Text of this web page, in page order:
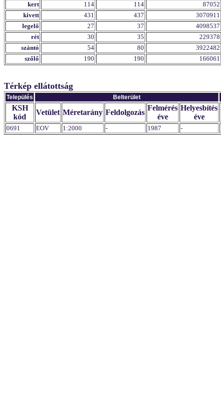
kert
114 114
87052
kivett
431 437
3070911
legelő
27 37
4098537
rét
30 35
229378
szántó
54 80
3922482
szőlő
190 190 166061
Térkép ellátottság
Település Belterület
KSH
kód
Vetület Méretarány Feldolgozás
Felmérés
éve
Helyesbítés
éve
0691 EOV 1:2000 - 1987 -